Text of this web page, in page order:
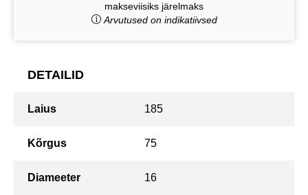
makseviisiks järelmaks
Arvutused on indikatiivsed
DETAILID
Laius 185
Kõrgus 75
Diameeter 16